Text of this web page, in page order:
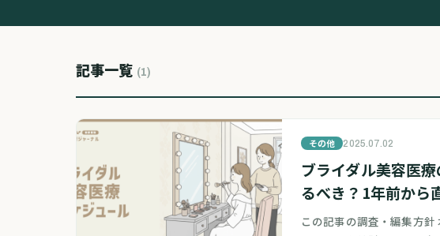
記事一覧 (1)
その他 2025.07.02
ブライダル美容医
るべき？1年前から
この記事の調査・編集方